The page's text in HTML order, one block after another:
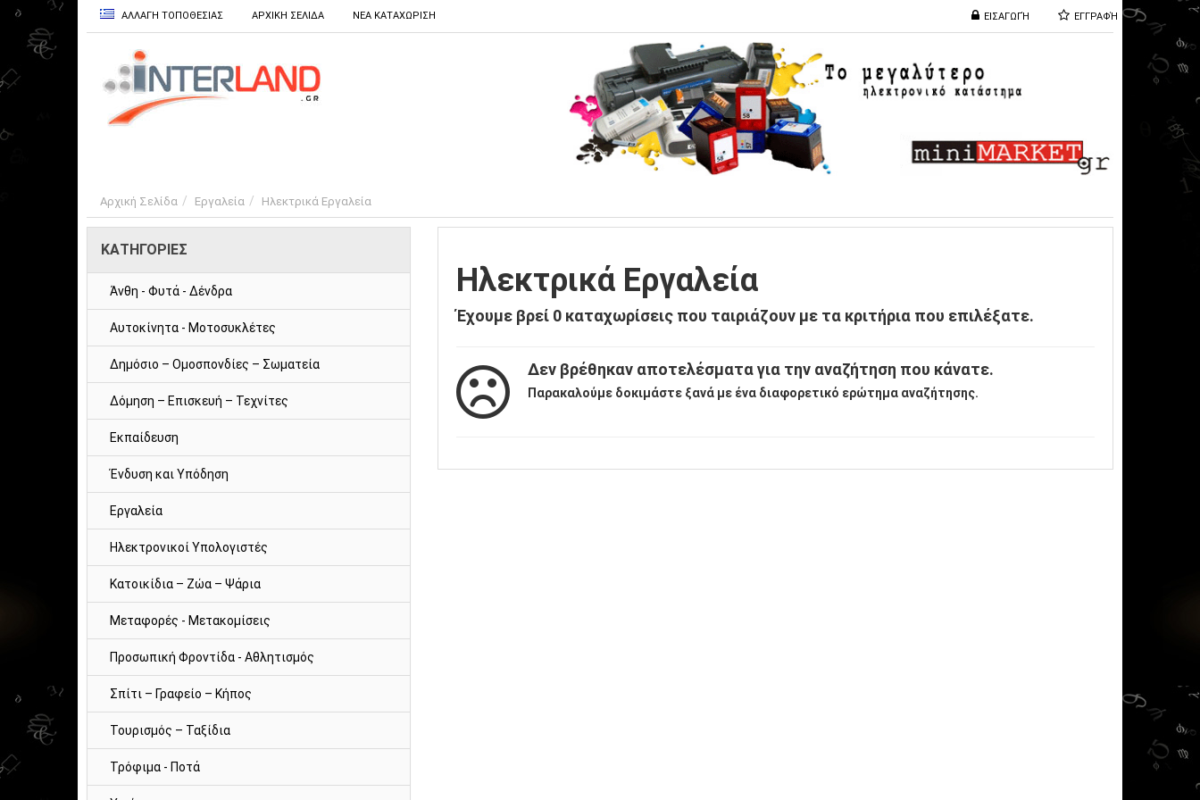
ΕΙΣΑΓΩΓΉ ΕΓΓΡΑΦΉ
ΑΛΛΑΓΗ ΤΟΠΟΘΕΣΙΑΣ ΑΡΧΙΚΗ ΣΕΛΙΔΑ ΝΕΑ ΚΑΤΑΧΩΡΙΣΗ
Αρχική Σελίδα Εργαλεία Ηλεκτρικά Εργαλεία
ΚΑΤΗΓΟΡΙΕΣ
Άνθη - Φυτά - Δένδρα
Αυτοκίνητα - Μοτοσυκλέτες
Δημόσιο – Ομοσπονδίες – Σωματεία
Δόμηση – Επισκευή – Τεχνίτες
Εκπαίδευση
Ένδυση και Υπόδηση
Εργαλεία
Ηλεκτρονικοί Υπολογιστές
Κατοικίδια – Ζώα – Ψάρια
Μεταφορές - Μετακομίσεις
Προσωπική Φροντίδα - Αθλητισμός
Σπίτι – Γραφείο – Κήπος
Τουρισμός – Ταξίδια
Τρόφιμα - Ποτά
Ηλεκτρικά Εργαλεία
Έχουμε βρεί 0 καταχωρίσεις που ταιριάζουν με τα κριτήρια που επιλέξατε.
Δεν βρέθηκαν αποτελέσματα για την αναζήτηση που κάνατε.
Παρακαλούμε δοκιμάστε ξανά με ένα διαφορετικό ερώτημα αναζήτησης.